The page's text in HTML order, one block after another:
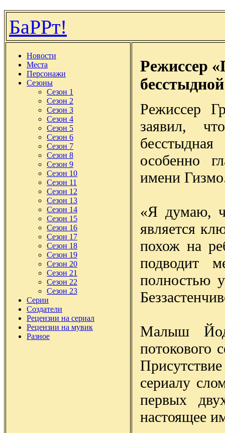
БаРРт!
Новости
Места
Персонажи
Сезоны
Сезон 1
Сезон 2
Сезон 3
Сезон 4
Сезон 5
Сезон 6
Сезон 7
Сезон 8
Сезон 9
Сезон 10
Сезон 11
Сезон 12
Сезон 13
Сезон 14
Сезон 15
Сезон 16
Сезон 17
Сезон 18
Сезон 19
Сезон 20
Сезон 21
Сезон 22
Сезон 23
Серии
Создатели
Рецензии на сериал
Рецензии на мувик
Разное
Режиссер
Режиссер
заявил,
особенно
имени
«Я думаю,
является
похож на
подводит
полностью
Малыш
потокового
сериалу
первых
настоящее